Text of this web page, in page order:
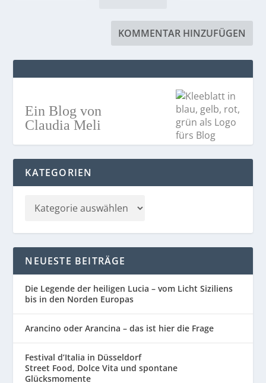
Ein Blog von
Claudia Meli
KATEGORIEN
NEUESTE BEITRÄGE
Die Legende der heiligen Lucia – vom Licht Siziliens
bis in den Norden Europas
Arancino oder Arancina – das ist hier die Frage
Festival d’Italia in Düsseldorf
Street Food, Dolce Vita und spontane
Glücksmomente